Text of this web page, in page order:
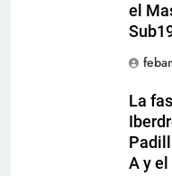
el
La
A y